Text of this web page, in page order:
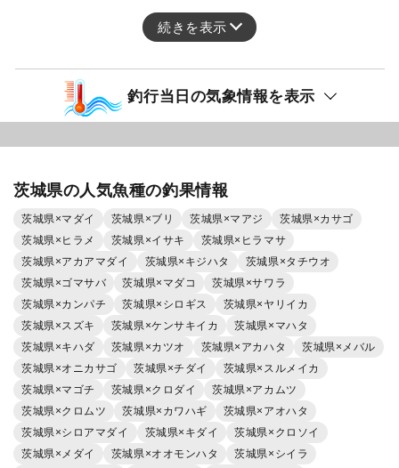
続きを表示
釣行当日の気象情報を表示
茨城県の人気魚種の釣果情報
茨城県×マダイ 茨城県×ブリ 茨城県×マアジ
茨城県×カサゴ
茨城県×ヒラメ
茨城県×イサキ
茨城県×ヒラマサ
茨城県×アカアマダイ
茨城県×キジハタ
茨城県×タチウオ
茨城県×ゴマサバ
茨城県×マダコ
茨城県×サワラ
茨城県×カンパチ
茨城県×シロギス
茨城県×ヤリイカ
茨城県×スズキ
茨城県×ケンサキイカ
茨城県×マハタ
茨城県×キハダ
茨城県×カツオ 茨城県×アカハタ
茨城県×メバル
茨城県×オニカサゴ
茨城県×チダイ
茨城県×スルメイカ
茨城県×マゴチ
茨城県×クロダイ
茨城県×アカムツ
茨城県×クロムツ
茨城県×カワハギ
茨城県×アオハタ
茨城県×シロアマダイ
茨城県×キダイ
茨城県×クロソイ
茨城県×メダイ
茨城県×オオモンハタ
茨城県×シイラ